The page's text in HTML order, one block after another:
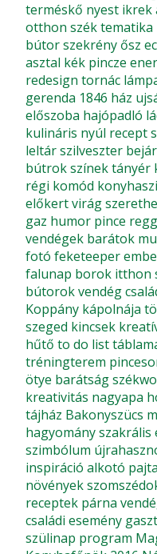
terméskő nyest ikrek
otthon szék tematika
bútor szekrény ősz
asztal kék pincze
redesign tornác
gerenda 1846 ház
előszoba hajópadló
kulináris nyúl recept
leltár szilveszter
bútrok színek tányér
régi komód
előkert virág
gaz humor pince
vendégek barátok
fotó feketeeper
falunap borok itthon
bútorok vendég
Koppány kápolnája
szeged kincsek
hűtő to do list
tréningterem
ötye barátság
kreativitás nagyapa
tájház Bakonyszücs
hagyomány szakrális
szimbólum
inspiráció alkotó pajta
növények
receptek párna
családi esemény
szülinap program